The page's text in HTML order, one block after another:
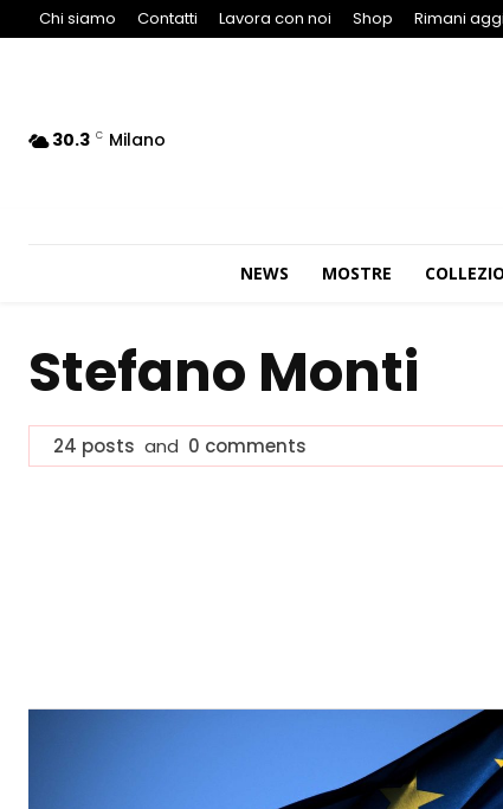
Chi siamo Contatti Lavora con noi Shop Rimani
30.3 C Milano
NEWS MOSTRE
Stefano Monti
24 posts and 0 comments